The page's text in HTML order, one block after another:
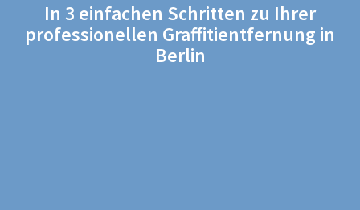
In 3 einfachen Schritten zu Ihrer
professionellen Graffitientfernung in
Berlin